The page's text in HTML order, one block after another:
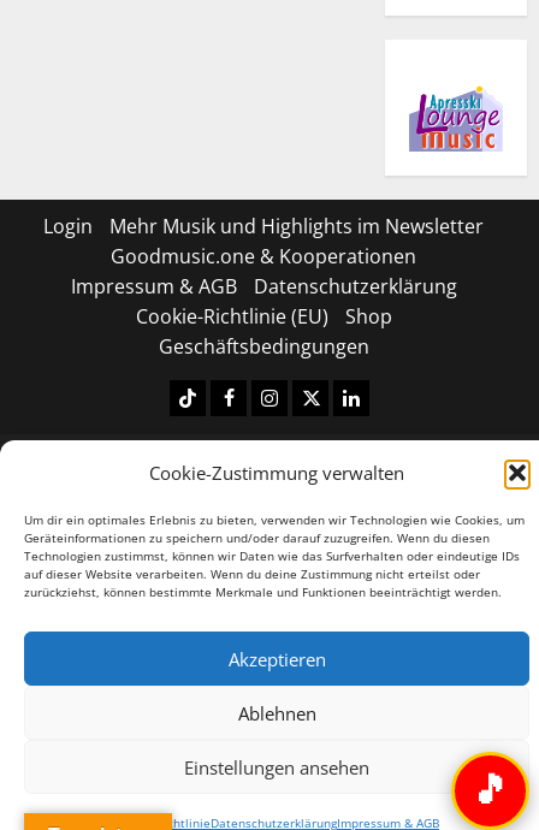
Cookie-Zustimmung verwalten
Um dir ein optimales Erlebnis zu bieten, verwenden wir Technologien wie Cookies, um
Geräteinformationen zu speichern und/oder darauf zuzugreifen. Wenn du diesen
Technologien zustimmst, können wir Daten wie das Surfverhalten oder eindeutige IDs
auf dieser Website verarbeiten. Wenn du deine Zustimmung nicht erteilst oder
zurückziehst, können bestimmte Merkmale und Funktionen beeinträchtigt werden.
Akzeptieren
Ablehnen
Einstellungen ansehen
Cookie-RichtlinieDatenschutzerklärungImpressum & AGB
Login
Mehr Musik und Highlights im Newsletter
Goodmusic.one & Kooperationen
Impressum & AGB
Datenschutzerklärung
Cookie-Richtlinie (EU)
Shop
Geschäftsbedingungen
TiktokFacebook
Instagram
X LinkedIN
Copyright © 2026 All rights reserved. |
by
AF themes.
🎵